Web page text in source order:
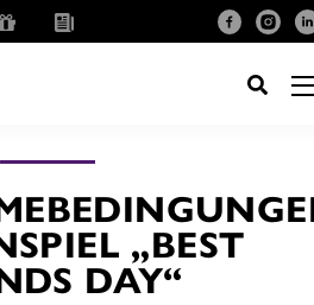
„BEST
DAY“